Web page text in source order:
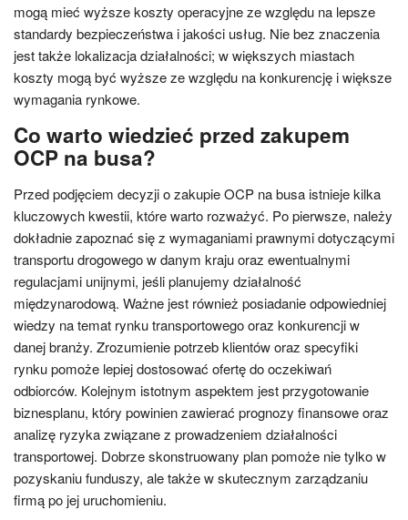
mogą mieć wyższe koszty operacyjne ze względu na lepsze
standardy bezpieczeństwa i jakości usług. Nie bez znaczenia
jest także lokalizacja działalności; w większych miastach
koszty mogą być wyższe ze względu na konkurencję i większe
wymagania rynkowe.
Co warto wiedzieć przed zakupem
OCP na busa?
Przed podjęciem decyzji o zakupie OCP na busa istnieje kilka
kluczowych kwestii, które warto rozważyć. Po pierwsze, należy
dokładnie zapoznać się z wymaganiami prawnymi dotyczącymi
transportu drogowego w danym kraju oraz ewentualnymi
regulacjami unijnymi, jeśli planujemy działalność
międzynarodową. Ważne jest również posiadanie odpowiedniej
wiedzy na temat rynku transportowego oraz konkurencji w
danej branży. Zrozumienie potrzeb klientów oraz specyfiki
rynku pomoże lepiej dostosować ofertę do oczekiwań
odbiorców. Kolejnym istotnym aspektem jest przygotowanie
biznesplanu, który powinien zawierać prognozy finansowe oraz
analizę ryzyka związane z prowadzeniem działalności
transportowej. Dobrze skonstruowany plan pomoże nie tylko w
pozyskaniu funduszy, ale także w skutecznym zarządzaniu
firmą po jej uruchomieniu.